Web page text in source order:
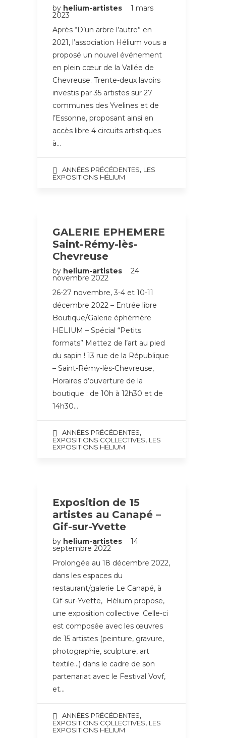
by helium-artistes 1 mars
2023
Après “D’un arbre l’autre” en
2021, l’association Hélium vous a
proposé un nouvel événement
en plein cœur de la Vallée de
Chevreuse. Trente-deux lavoirs
investis par 35 artistes sur 27
communes des Yvelines et de
l’Essonne, proposant ainsi en
accès libre 4 circuits artistiques
à…
ANNÉES PRÉCÉDENTES, LES
EXPOSITIONS HÉLIUM
GALERIE EPHEMERE
Saint-Rémy-lès-
Chevreuse
by helium-artistes 24
novembre 2022
26-27 novembre, 3-4 et 10-11
décembre 2022 – Entrée libre
Boutique/Galerie éphémère
HELIUM – Spécial “Petits
formats” Mettez de l’art au pied
du sapin ! 13 rue de la République
– Saint-Rémy-lès-Chevreuse,
Horaires d’ouverture de la
boutique : de 10h à 12h30 et de
14h30…
ANNÉES PRÉCÉDENTES,
EXPOSITIONS COLLECTIVES, LES
EXPOSITIONS HÉLIUM
Exposition de 15
artistes au Canapé –
Gif-sur-Yvette
by helium-artistes 14
septembre 2022
Prolongée au 18 décembre 2022,
dans les espaces du
restaurant/galerie Le Canapé, à
Gif-sur-Yvette, Hélium propose,
une exposition collective. Celle-ci
est composée avec les œuvres
de 15 artistes (peinture, gravure,
photographie, sculpture, art
textile…) dans le cadre de son
partenariat avec le Festival Vovf,
et…
ANNÉES PRÉCÉDENTES,
EXPOSITIONS COLLECTIVES, LES
EXPOSITIONS HÉLIUM